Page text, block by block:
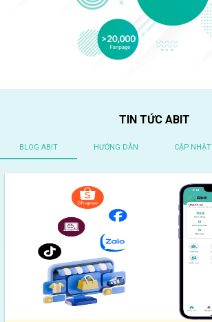
TIN TỨC ABIT
BLOG ABIT HƯỚNG DẪN CẬP NHẬT